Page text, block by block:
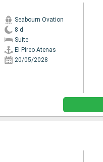
Seabourn Ovation
8 d
Suite
El Pireo Atenas
20/05/2028